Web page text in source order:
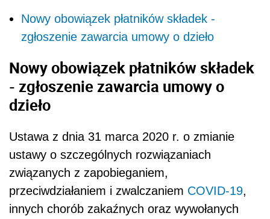
Nowy obowiązek płatników składek -
zgłoszenie zawarcia umowy o dzieło
Nowy obowiązek płatników składek
- zgłoszenie zawarcia umowy o
dzieło
Ustawa z dnia 31 marca 2020 r. o zmianie
ustawy o szczególnych rozwiązaniach
związanych z zapobieganiem,
przeciwdziałaniem i zwalczaniem COVID-19,
innych chorób zakaźnych oraz wywołanych